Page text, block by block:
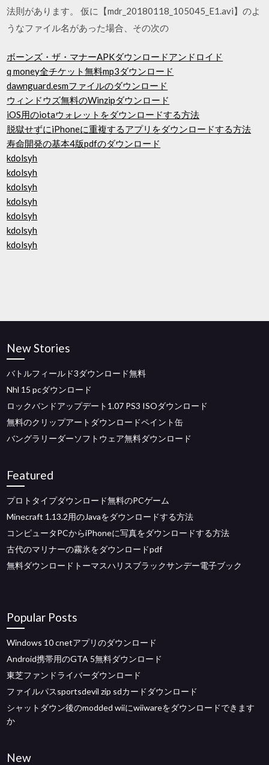
法則があります。 仮に【mdr_20180118_105045_E1.avi】のよ
うなファイル名があった場合、その次の
ボーンズ・ザ・マナーAPKダウンロードアンドロイド
q money全チケット無料mp3ダウンロード
dawnguard.esmファイルのダウンロード
ウィンドウズ無料のWinzipダウンロード
iOS用のiotaウォレットをダウンロードする方法
脱獄せずにiPhoneに重複するアプリをダウンロードする方法
寿命開発の基本4版pdfのダウンロード
kdolsyh
kdolsyh
kdolsyh
kdolsyh
kdolsyh
kdolsyh
kdolsyh
New Stories
バトルフィールド3ダウンロード無料
Nhl 15 pcダウンロード
ロックバンドアップデート1.07 PS3 ISOダウンロード
無料のクリップアートダウンロードペイント缶
バングラリーダーソフトウェア無料ダウンロード
Featured
プロトタイプダウンロード無料のPCゲーム
Minecraft 1.13.2用のJavaをダウンロードする方法
コンピュータPCからiPhoneに写真をダウンロードする方法
古代のマリナーの霧氷をダウンロードpdf
無料ダウンロードトーマスハリスブラックサンデー電子ブック
Popular Posts
Windows 10 cnetアプリのダウンロード
Android携帯用のGTA 5無料ダウンロード
東芝ファンドライバーダウンロード
ファイルパスsportsdevil zip sdカードダウンロード
シャットダウン後のmodded wiiにwiiwareをダウンロードできます
か
New